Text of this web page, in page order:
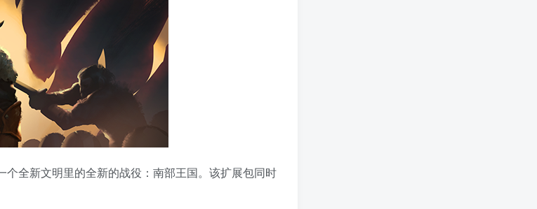
个全新文明里的全新的战役：南部王国。该扩展包同时